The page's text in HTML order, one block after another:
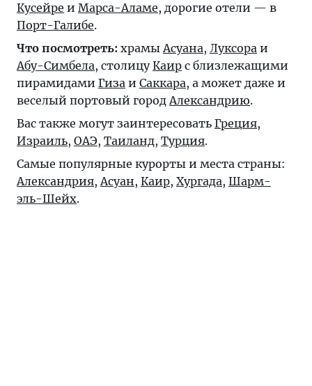
Кусейре и Марса-Аламе, дорогие отели — в
Порт-Галибе.
Что посмотреть: храмыАсуана, Луксора и
Абу-Симбела, столицуКаир с близлежащими
пирамидами Гиза и Саккара, а может даже и
веселый портовый городАлександрию.
Вас также могут заинтересовать Греция,
Израиль, ОАЭ, Таиланд, Турция.
Самые популярные курорты и места страны:
Александрия,Асуан, Каир, Хургада, Шарм-
эль-Шейх.